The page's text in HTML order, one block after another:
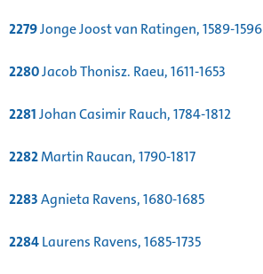
2279Jonge Joost van Ratingen, 1589-1596
2280Jacob Thonisz. Raeu, 1611-1653
2281Johan Casimir Rauch, 1784-1812
2282Martin Raucan, 1790-1817
2283Agnieta Ravens, 1680-1685
2284Laurens Ravens, 1685-1735